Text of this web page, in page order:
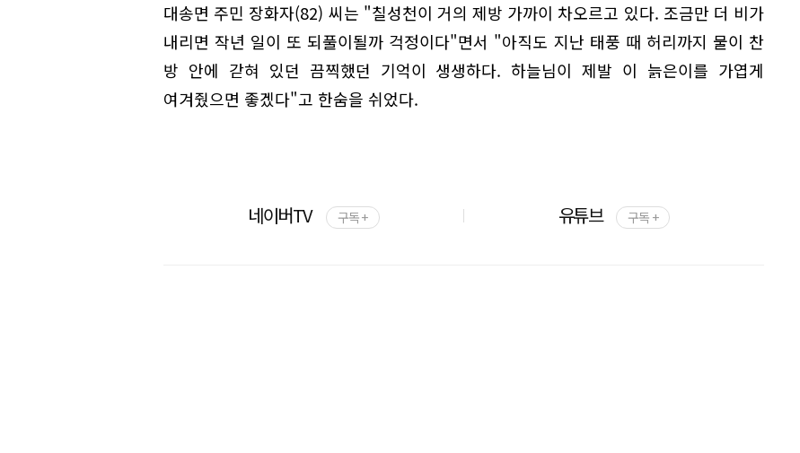
대송면 주민 장화자(82) 씨는 "칠성천이 거의 제방 가까이 차오르고 있다. 조금만 더 비가
내리면 작년 일이 또 되풀이될까 걱정이다"면서 "아직도 지난 태풍 때 허리까지 물이 찬
방 안에 갇혀 있던 끔찍했던 기억이 생생하다. 하늘님이 제발 이 늙은이를 가엽게
여겨줬으면 좋겠다"고 한숨을 쉬었다.
네이버TV 구독 + 유튜브 구독 +